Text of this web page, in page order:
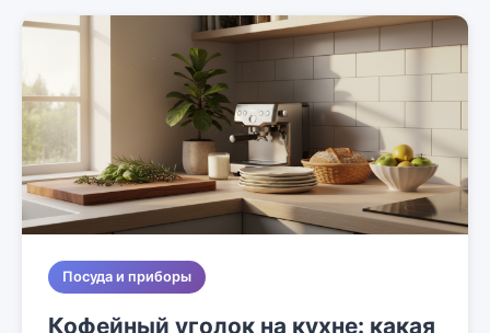
Посуда и приборы
Кофейный уголок на кухне: какая